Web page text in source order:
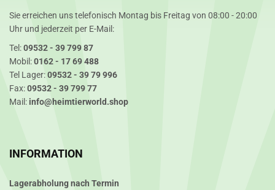
Sie erreichen uns telefonisch Montag bis Freitag von 08:00 - 20:00
Uhr und jederzeit per E-Mail:
Tel:09532 - 39 799 87
Mobil:0162 - 17 69 488
Tel Lager:09532 - 39 79 996
Fax:09532 - 39 799 77
Mail: info@heimtierworld.shop
INFORMATION
Lagerabholung nach Termin